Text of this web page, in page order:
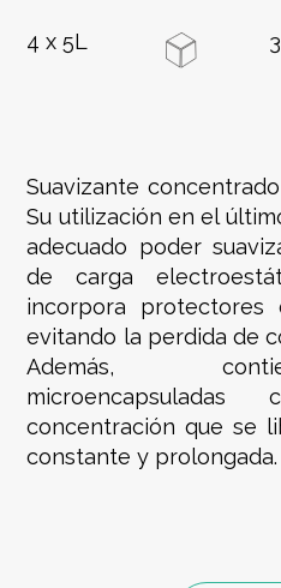
4 x 5L
Suavizante
Su utilización en el
adecuado poder
de carga
incorpora protectores
evitando la perdida de
Además,
concentración que se
constante y prolongada.